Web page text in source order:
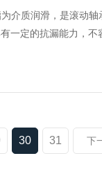
介质润滑，是滚动
一定的抗漏能力，不
30 31 下